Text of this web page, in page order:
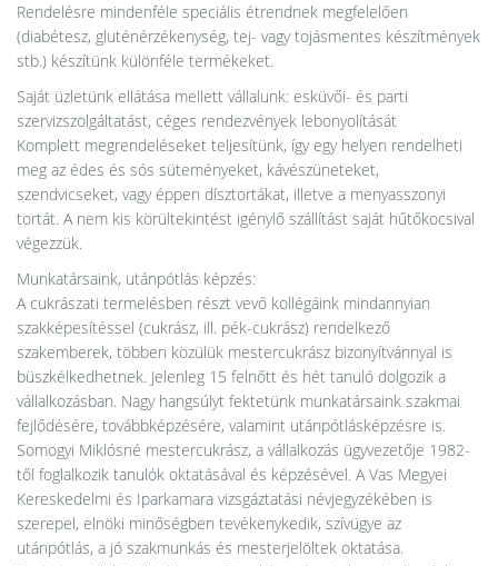
Rendelésre mindenféle speciális étrendnek megfelelően
(diabétesz, gluténérzékenység, tej- vagy tojásmentes készítmények
stb.) készítünk különféle termékeket.
Saját üzletünk ellátása mellett vállalunk: esküvői- és parti
szervizszolgáltatást, céges rendezvények lebonyolítását
Komplett megrendeléseket teljesítünk, így egy helyen rendelheti
meg az édes és sós süteményeket, kávészüneteket,
szendvicseket, vagy éppen dísztortákat, illetve a menyasszonyi
tortát. A nem kis körültekintést igénylő szállítást saját hűtőkocsival
végezzük.
Munkatársaink, utánpótlás képzés:
A cukrászati termelésben részt vevő kollégáink mindannyian
szakképesítéssel (cukrász, ill. pék-cukrász) rendelkező
szakemberek, többen közülük mestercukrász bizonyítvánnyal is
büszkélkedhetnek. Jelenleg 15 felnőtt és hét tanuló dolgozik a
vállalkozásban. Nagy hangsúlyt fektetünk munkatársaink szakmai
fejlődésére, továbbképzésére, valamint utánpótlásképzésre is.
Somogyi Miklósné mestercukrász, a vállalkozás ügyvezetője 1982-
től foglalkozik tanulók oktatásával és képzésével. A Vas Megyei
Kereskedelmi és Iparkamara vizsgáztatási névjegyzékében is
szerepel, elnöki minőségben tevékenykedik, szívügye az
utánpótlás, a jó szakmunkás és mesterjelöltek oktatása.